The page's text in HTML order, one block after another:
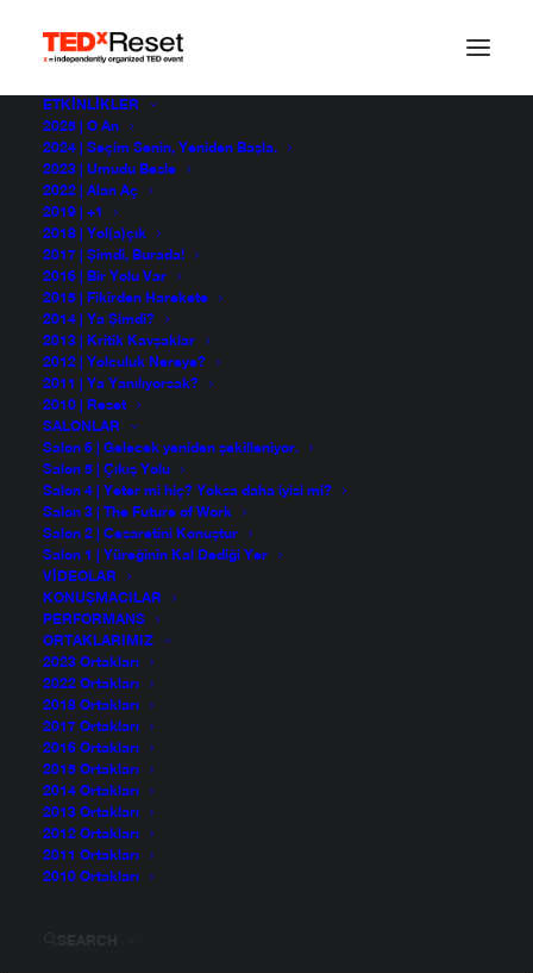
ETKINLIKLER
2025 | O An
2024 | Seçim Senin, Yeniden Başla.
2023 | Umudu Besle
2022 | Alan Aç
2019 | +1
2018 | Yol(a)çık
2017 | Şimdi, Burada!
2016 | Bir Yolu Var
2015 | Fikirden Harekete
2014 | Ya Şimdi?
2013 | Kritik Kavşaklar
2012 | Yolculuk Nereye?
2011 | Ya Yanılıyorsak?
2010 | Reset
SALONLAR
Salon 6 | Gelecek yeniden şekilleniyor.
Salon 5 | Çıkış Yolu
Salon 4 | Yeter mi hiç? Yoksa daha iyisi mi?
Salon 3 | The Future of Work
Salon 2 | Cesaretini Konuştur
Salon 1 | Yüreğinin Kal Dediği Yer
VIDEOLAR
KONUŞMACILAR
PERFORMANS
ORTAKLARIMIZ
2023 Ortakları
2022 Ortakları
2018 Ortakları
2017 Ortakları
2016 Ortakları
2015 Ortakları
2014 Ortakları
2013 Ortakları
2012 Ortakları
2011 Ortakları
2010 Ortakları
TEDxReset 2013
Kavşaktaki Beyin